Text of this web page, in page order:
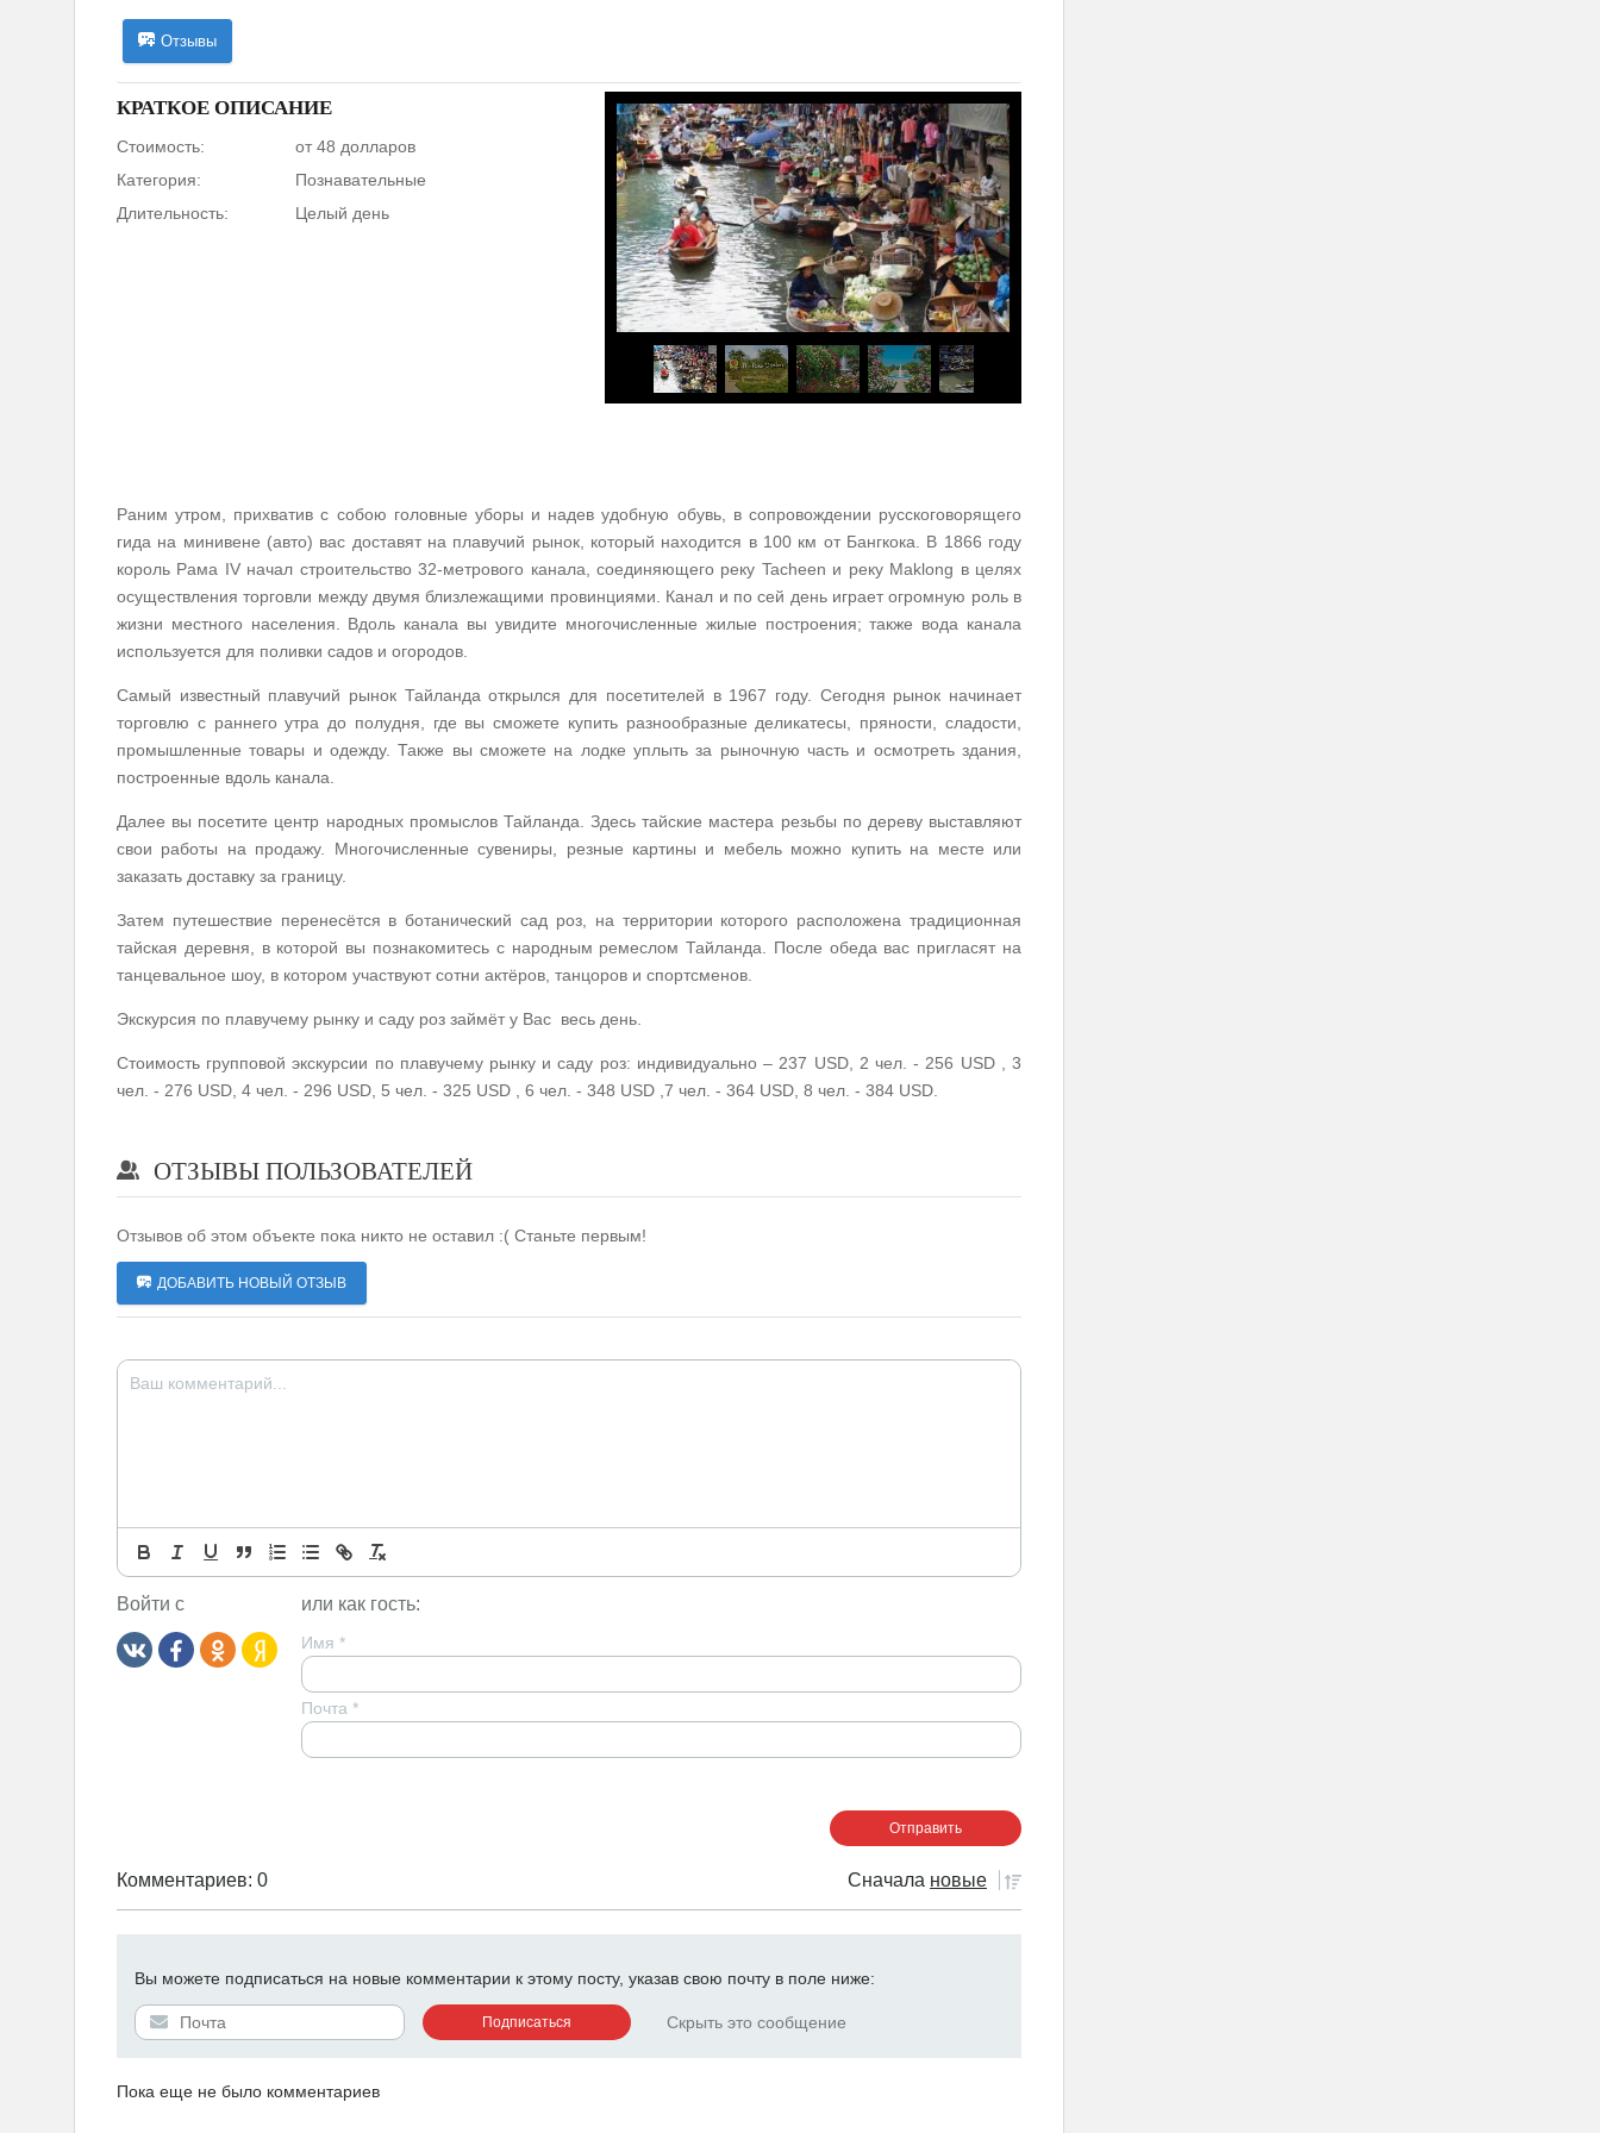
Отзывы
КРАТКОЕ ОПИСАНИЕ
Стоимость:
от 48 долларов
Категория:
Познавательные
Длительность:
Целый день
Раним утром, прихватив с собою головные уборы и надев удобную обувь, в сопровождении русскоговорящего
гида на минивене (авто) вас доставят на плавучий рынок, который находится в 100 км от Бангкока. В 1866 году
король Рама IV начал строительство 32-метрового канала, соединяющего реку Tacheen и реку Maklong в целях
осуществления торговли между двумя близлежащими провинциями. Канал и по сей день играет огромную роль в
жизни местного населения. Вдоль канала вы увидите многочисленные жилые построения; также вода канала
используется для поливки садов и огородов.
Самый известный плавучий рынок Тайланда открылся для посетителей в 1967 году. Сегодня рынок начинает
торговлю с раннего утра до полудня, где вы сможете купить разнообразные деликатесы, пряности, сладости,
промышленные товары и одежду. Также вы сможете на лодке уплыть за рыночную часть и осмотреть здания,
построенные вдоль канала.
Далее вы посетите центр народных промыслов Тайланда. Здесь тайские мастера резьбы по дереву выставляют
свои работы на продажу. Многочисленные сувениры, резные картины и мебель можно купить на месте или
заказать доставку за границу.
Затем путешествие перенесётся в ботанический сад роз, на территории которого расположена традиционная
тайская деревня, в которой вы познакомитесь с народным ремеслом Тайланда. После обеда вас пригласят на
танцевальное шоу, в котором участвуют сотни актёров, танцоров и спортсменов.
Экскурсия по плавучему рынку и саду роз займёт у Вас весь день.
Стоимость групповой экскурсии по плавучему рынку и саду роз: индивидуально – 237 USD, 2 чел. - 256 USD , 3
чел. - 276 USD, 4 чел. - 296 USD, 5 чел. - 325 USD , 6 чел. - 348 USD ,7 чел. - 364 USD, 8 чел. - 384 USD.
ОТЗЫВЫ ПОЛЬЗОВАТЕЛЕЙ
Отзывов об этом объекте пока никто не оставил :( Станьте первым!
ДОБАВИТЬ НОВЫЙ ОТЗЫВ
Войти с или как гость:
Имя *
Почта *
Комментариев: 0 Сначала новые
Вы можете подписаться на новые комментарии к этому посту, указав свою почту в поле ниже:
Скрыть это сообщение
Пока еще не было комментариев